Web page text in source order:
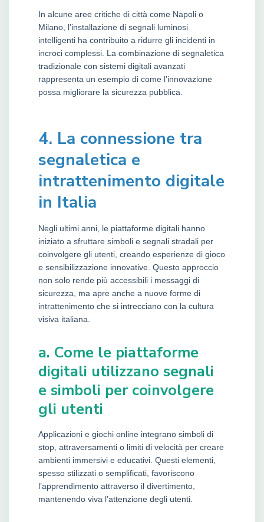
In alcune aree critiche di città come Napoli o
Milano, l’installazione di segnali luminosi
intelligenti ha contribuito a ridurre gli incidenti in
incroci complessi. La combinazione di segnaletica
tradizionale con sistemi digitali avanzati
rappresenta un esempio di come l’innovazione
possa migliorare la sicurezza pubblica.
4. La connessione tra
segnaletica e
intrattenimento digitale
in Italia
Negli ultimi anni, le piattaforme digitali hanno
iniziato a sfruttare simboli e segnali stradali per
coinvolgere gli utenti, creando esperienze di gioco
e sensibilizzazione innovative. Questo approccio
non solo rende più accessibili i messaggi di
sicurezza, ma apre anche a nuove forme di
intrattenimento che si intrecciano con la cultura
visiva italiana.
a. Come le piattaforme
digitali utilizzano segnali
e simboli per coinvolgere
gli utenti
Applicazioni e giochi online integrano simboli di
stop, attraversamenti o limiti di velocità per creare
ambienti immersivi e educativi. Questi elementi,
spesso stilizzati o semplificati, favoriscono
l’apprendimento attraverso il divertimento,
mantenendo viva l’attenzione degli utenti.